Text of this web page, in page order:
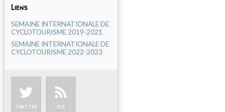
Liens
SEMAINE INTERNATIONALE DE
CYCLOTOURISME 2019-2021
SEMAINE INTERNATIONALE DE
CYCLOTOURISME 2022-2023
TWITTER RSS